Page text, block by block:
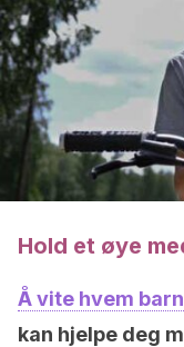
Hold et øye
Å vite hvem
kan hjelpe deg